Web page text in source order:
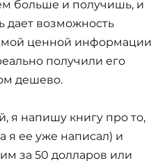
больше и получишь, и
дает возможность
ценной информации
получили его
дешево.
я напишу книгу про то,
я ее уже написал) и
за 50 долларов или